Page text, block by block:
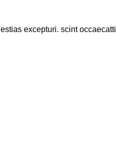
excepturi. scint